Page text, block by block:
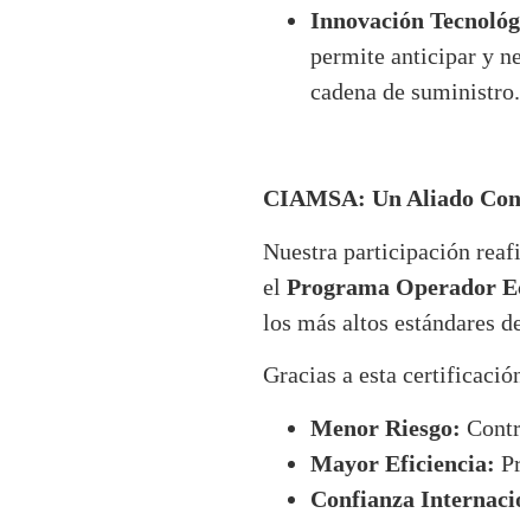
Innovación
permite anticipar y
cadena de suministro.
CIAMSA: Un Aliado
Nuestra participación
el Programa Operador
los más altos estándares
Gracias a esta
Menor Riesgo:
Mayor Eficiencia:
Confianza